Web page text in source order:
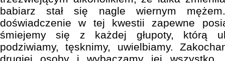
babiarz stał się nagle wiernym
doświadczenie w tej kwestii zapewne
śmiejemy się z każdej głupoty, którą
podziwiamy, tęsknimy, uwielbiamy.